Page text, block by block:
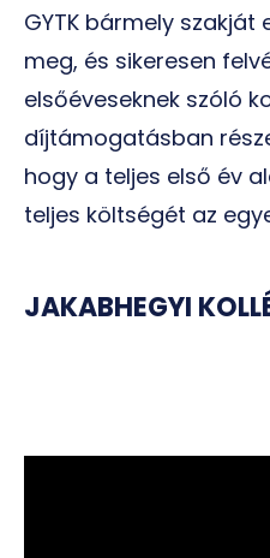
GYTK bármely szakját
meg, és sikeresen
elsőéveseknek szóló
díjtámogatásban
hogy a teljes első év
teljes költségét az
JAKABHEGYI